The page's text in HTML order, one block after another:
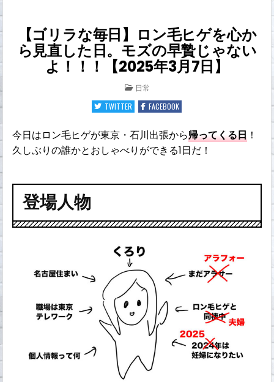
【ゴリラな毎日】ロン毛ヒゲを心か
ら見直した日。モズの早贄じゃない
よ！！！【2025年3月7日】
POSTED
IN
日常
TWITTER
FACEBOOK
今日はロン毛ヒゲが東京・石川出張から帰ってくる日 ！
久しぶりの誰かとおしゃべりができる1日だ！
登場人物